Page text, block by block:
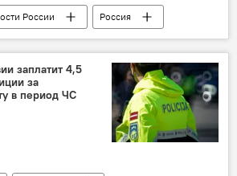
России
Россия
заплатит 4,5
за
в период ЧС